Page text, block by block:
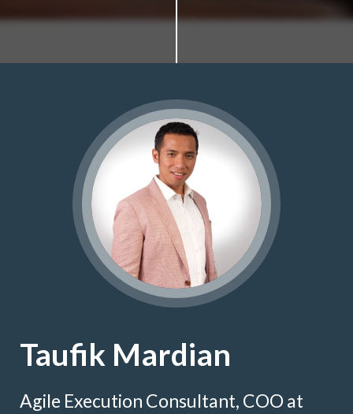
Taufik Mardian
Agile Execution Consultant, COO at